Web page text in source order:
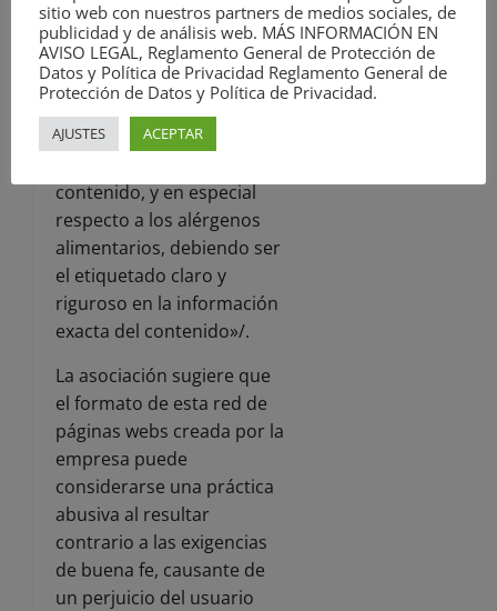
composición, cantidad,
duración, origen o
procedencia y modo de
fabricación o de obtención.
b) Prohibiendo
contenido, y en especial
respecto a los alérgenos
alimentarios, debiendo ser
el etiquetado claro y
riguroso en la información
exacta del contenido»/.
La asociación sugiere que
el formato de esta red de
páginas webs creada por la
empresa puede
considerarse una práctica
abusiva al resultar
contrario a las exigencias
de buena fe, causante de
un perjuicio del usuario
sitio web con nuestros partners de medios sociales, de
publicidad y de análisis web. MÁS INFORMACIÓN EN
AVISO LEGAL, Reglamento General de Protección de
Datos y Política de Privacidad Reglamento General de
Protección de Datos y Política de Privacidad.
AJUSTES ACEPTAR